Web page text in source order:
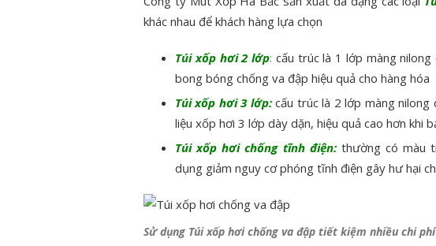
khác nhau để khách hàng lựa chọn
Túi xốp hơi 2 lớp: cấu trúc là 1 lớp màng
bong bóng chống va đập hiệu quả cho hàng hóa
Túi xốp hơi 3 lớp:cấu trúc là 2 lớp màng nilong
liệu xốp hơi 3 lớp dày dặn, hiệu quả cao hơn khi
Túi xốp hơi chống tĩnh điện:thường có màu
dụng giảm nguy cơ phóng tĩnh điện gây hư hại
Sử dụng Túi xốp hơi chống va đập tiết kiệm nhiều chi